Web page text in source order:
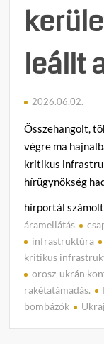
leállt
2026.06.02.
Összehangolt,
végre ma
kritikus
hírügynökség
hírportál
áramellátás
infrastruktúra
kritikus
orosz-ukrán
rakétatámadás.
bombázók